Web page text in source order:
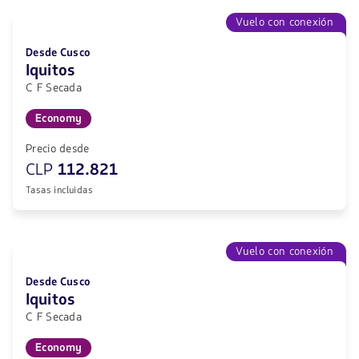
Vuelo con conexión
Desde Cusco
Iquitos
C F Secada
Economy
Precio desde
CLP 112.821
Tasas incluidas
Vuelo con conexión
Desde Cusco
Iquitos
C F Secada
Economy